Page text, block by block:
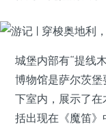
城堡内部有“提线
博物馆是萨尔茨
下室内，展示了
括出现在《魔笛